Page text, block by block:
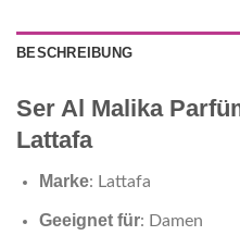
BESCHREIBUNG
Ser Al Malika
Lattafa
Marke: Lattafa
Geeignet für: Damen